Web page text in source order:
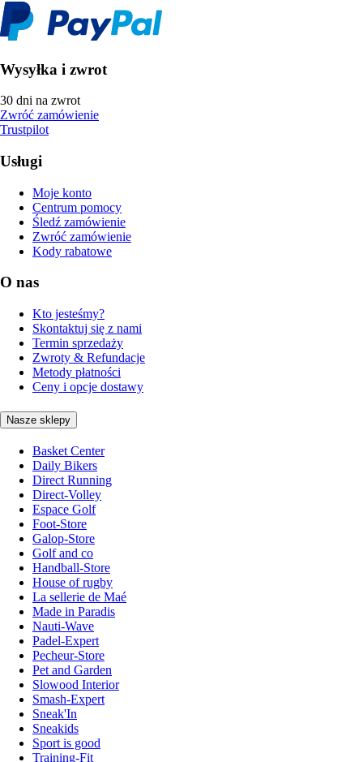
Wysyłka i zwrot
30 dni na zwrot
Zwróć zamówienie
Trustpilot
Usługi
Moje konto
Centrum pomocy
Śledź zamówienie
Zwróć zamówienie
Kody rabatowe
O nas
Kto jesteśmy?
Skontaktuj się z nami
Termin sprzedaży
Zwroty & Refundacje
Metody płatności
Ceny i opcje dostawy
Nasze sklepy
Basket Center
Daily Bikers
Direct Running
Direct-Volley
Espace Golf
Foot-Store
Galop-Store
Golf and co
Handball-Store
House of rugby
La sellerie de Maé
Made in Paradis
Nauti-Wave
Padel-Expert
Pecheur-Store
Pet and Garden
Slowood Interior
Smash-Expert
Sneak'In
Sneakids
Sport is good
Training-Fit